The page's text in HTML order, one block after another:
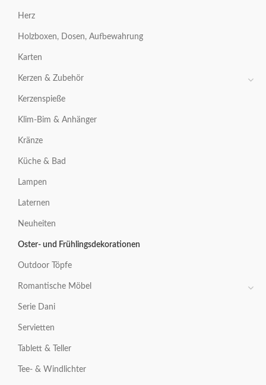
Herz
Holzboxen, Dosen, Aufbewahrung
Karten
Kerzen & Zubehör
Kerzenspieße
Klim-Bim & Anhänger
Kränze
Küche & Bad
Lampen
Laternen
Neuheiten
Oster- und Frühlingsdekorationen
Outdoor Töpfe
Romantische Möbel
Serie Dani
Servietten
Tablett & Teller
Tee- & Windlichter